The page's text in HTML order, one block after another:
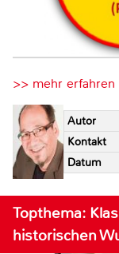
>> mehr erfahren
Autor
Kontakt
Datum
Topthema:
historischen